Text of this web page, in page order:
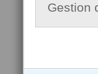
Gestion